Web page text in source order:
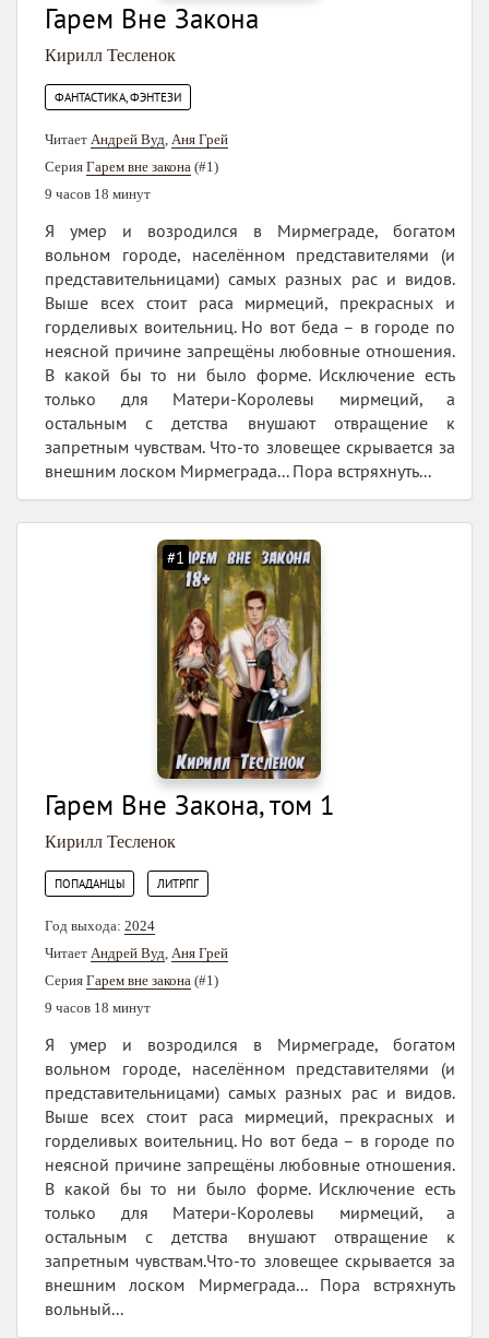
Гарем Вне Закона
Кирилл Тесленок
ФАНТАСТИКА, ФЭНТЕЗИ
Читает Андрей Вуд, Аня Грей
Серия Гарем вне закона (#1)
9 часов 18 минут
Я умер и возродился в Мирмеграде, богатом
вольном городе, населённом представителями (и
представительницами) самых разных рас и видов.
Выше всех стоит раса мирмеций, прекрасных и
горделивых воительниц. Но вот беда – в городе по
неясной причине запрещёны любовные отношения.
В какой бы то ни было форме. Исключение есть
только для Матери-Королевы мирмеций, а
остальным с детства внушают отвращение к
запретным чувствам. Что-то зловещее скрывается за
внешним лоском Мирмеграда... Пора встряхнуть...
#1
Гарем Вне Закона, том 1
Кирилл Тесленок
ПОПАДАНЦЫ ЛИТРПГ
Год выхода: 2024
Читает Андрей Вуд Аня Грей
Серия Гарем вне закона (#1)
9 часов 18 минут
Я умер и возродился в Мирмеграде, богатом
вольном городе, населённом представителями (и
представительницами) самых разных рас и видов.
Выше всех стоит раса мирмеций, прекрасных и
горделивых воительниц. Но вот беда – в городе по
неясной причине запрещёны любовные отношения.
В какой бы то ни было форме. Исключение есть
только для Матери-Королевы мирмеций, а
остальным с детства внушают отвращение к
запретным чувствам.Что-то зловещее скрывается за
внешним лоском Мирмеграда... Пора встряхнуть
вольный...